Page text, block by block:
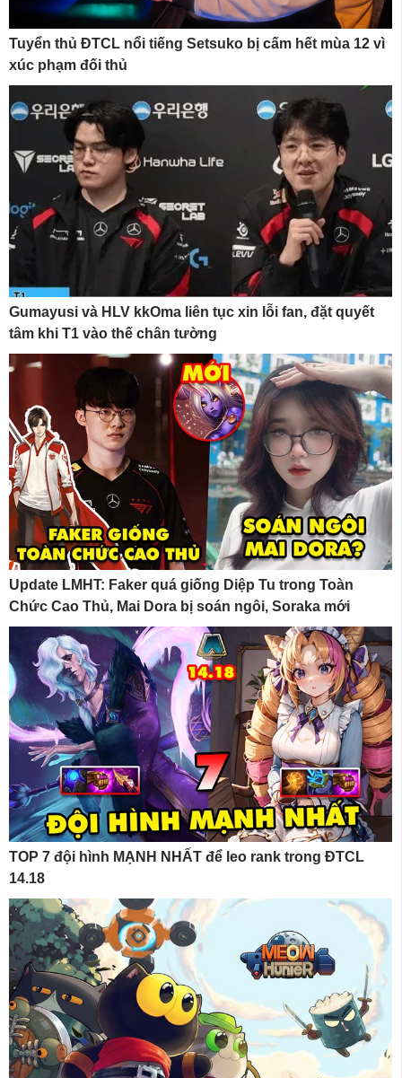
Tuyển thủ ĐTCL nổi tiếng Setsuko bị cấm hết mùa 12 vì
xúc phạm đối thủ
Gumayusi và HLV kkOma liên tục xin lỗi fan, đặt quyết
tâm khi T1 vào thế chân tường
Update LMHT: Faker quá giống Diệp Tu trong Toàn
Chức Cao Thủ, Mai Dora bị soán ngôi, Soraka mới
TOP 7 đội hình MẠNH NHẤT để leo rank trong ĐTCL
14.18